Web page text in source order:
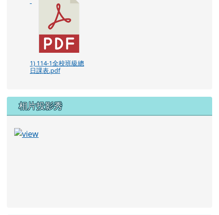
1) 114-1全校班級總
日課表.pdf
相片投影秀